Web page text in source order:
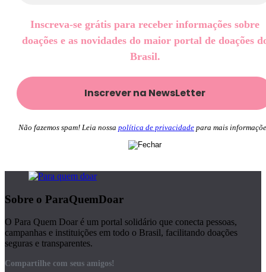
Inscreva-se grátis para receber informações sobre
doações e as novidades do maior portal de doações
Brasil.
Não fazemos spam! Leia nossa política de privacidade para mais
Sobre o ParaQuemDoar
O Para Quem Doar é um portal solidário que conecta pessoas,
campanhas e instituições em todo o Brasil, facilitando doações
seguras e transparentes.
Compartilhe com seus amigos!